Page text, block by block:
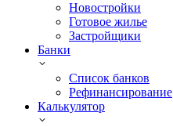
Новостройки
Готовое жилье
Застройщики
Банки
Список банков
Рефинансирование
Калькулятор